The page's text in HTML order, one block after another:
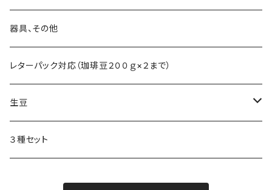
器具、その他
レターパック対応（珈琲豆２００ｇ×２まで）
生豆
生豆 １ｋｇ
３種セット